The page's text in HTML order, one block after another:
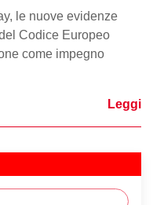
le nuove evidenze
Codice Europeo
come impegno
Leggi